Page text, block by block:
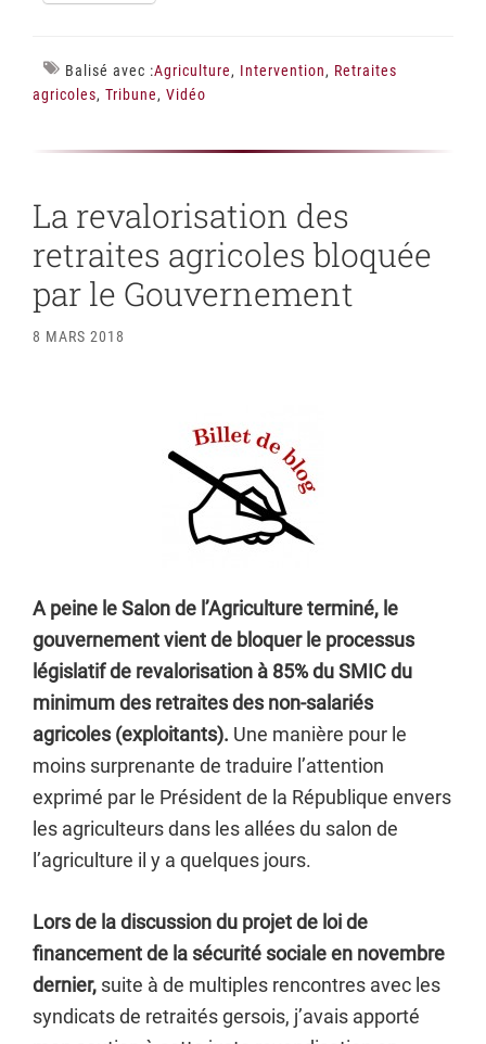
Balisé avec :Agriculture, Intervention, Retraites
agricoles, Tribune, Vidéo
La revalorisation des
retraites agricoles bloquée
par le Gouvernement
8 MARS 2018
A peine le Salon de l’Agriculture terminé, le
gouvernement vient de bloquer le processus
législatif de revalorisation à 85% du SMIC du
minimum des retraites des non-salariés
agricoles (exploitants). Une manière pour le
moins surprenante de traduire l’attention
exprimé par le Président de la République envers
les agriculteurs dans les allées du salon de
l’agriculture il y a quelques jours.
Lors de la discussion du projet de loi de
financement de la sécurité sociale en novembre
dernier, suite à de multiples rencontres avec les
syndicats de retraités gersois, j’avais apporté